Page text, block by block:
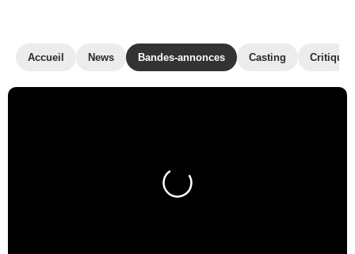
Accueil News Bandes-annonces Casting